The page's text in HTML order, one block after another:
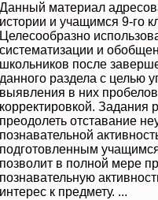
Данный материал
истории и учащимся 9-го
Целесообразно
систематизации и
школьников после
данного раздела с целью
выявления в них
корректировкой. Задания
преодолеть отставание
познавательной
подготовленным
позволит в полной мере
познавательную
интерес к предмету. ...